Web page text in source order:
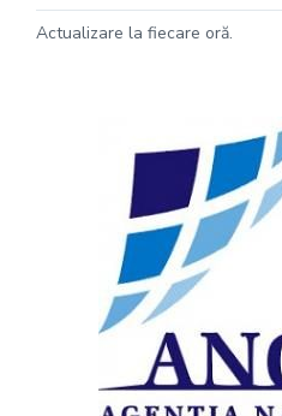
Actualizare la fiecare oră.